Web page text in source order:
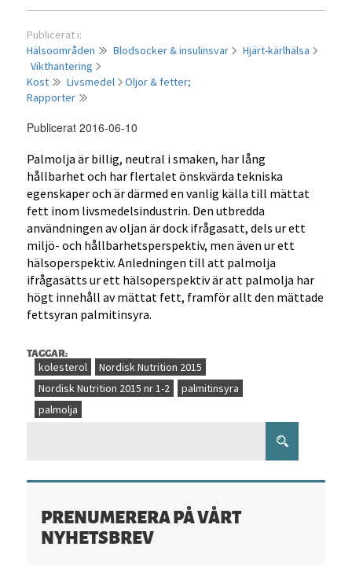
Publicerat i:
Hälsoområden
Blodsocker & insulinsvar
Hjärt-kärlhälsa
Vikthantering
Kost
Livsmedel
Oljor & fetter;
Rapporter
Publicerat 2016-06-10
Palmolja är billig, neutral i smaken, har lång
hållbarhet och har flertalet önskvärda tekniska
egenskaper och är därmed en vanlig källa till mättat
fett inom livsmedelsindustrin. Den utbredda
användningen av oljan är dock ifrågasatt, dels ur ett
miljö- och hållbarhetsperspektiv, men även ur ett
hälsoperspektiv. Anledningen till att palmolja
ifrågasätts ur ett hälsoperspektiv är att palmolja har
högt innehåll av mättat fett, framför allt den mättade
fettsyran palmitinsyra.
TAGGAR:
kolesterol
Nordisk Nutrition 2015
Nordisk Nutrition 2015 nr 1-2
palmitinsyra
palmolja
PRENUMERERA PÅ VÅRT
NYHETSBREV